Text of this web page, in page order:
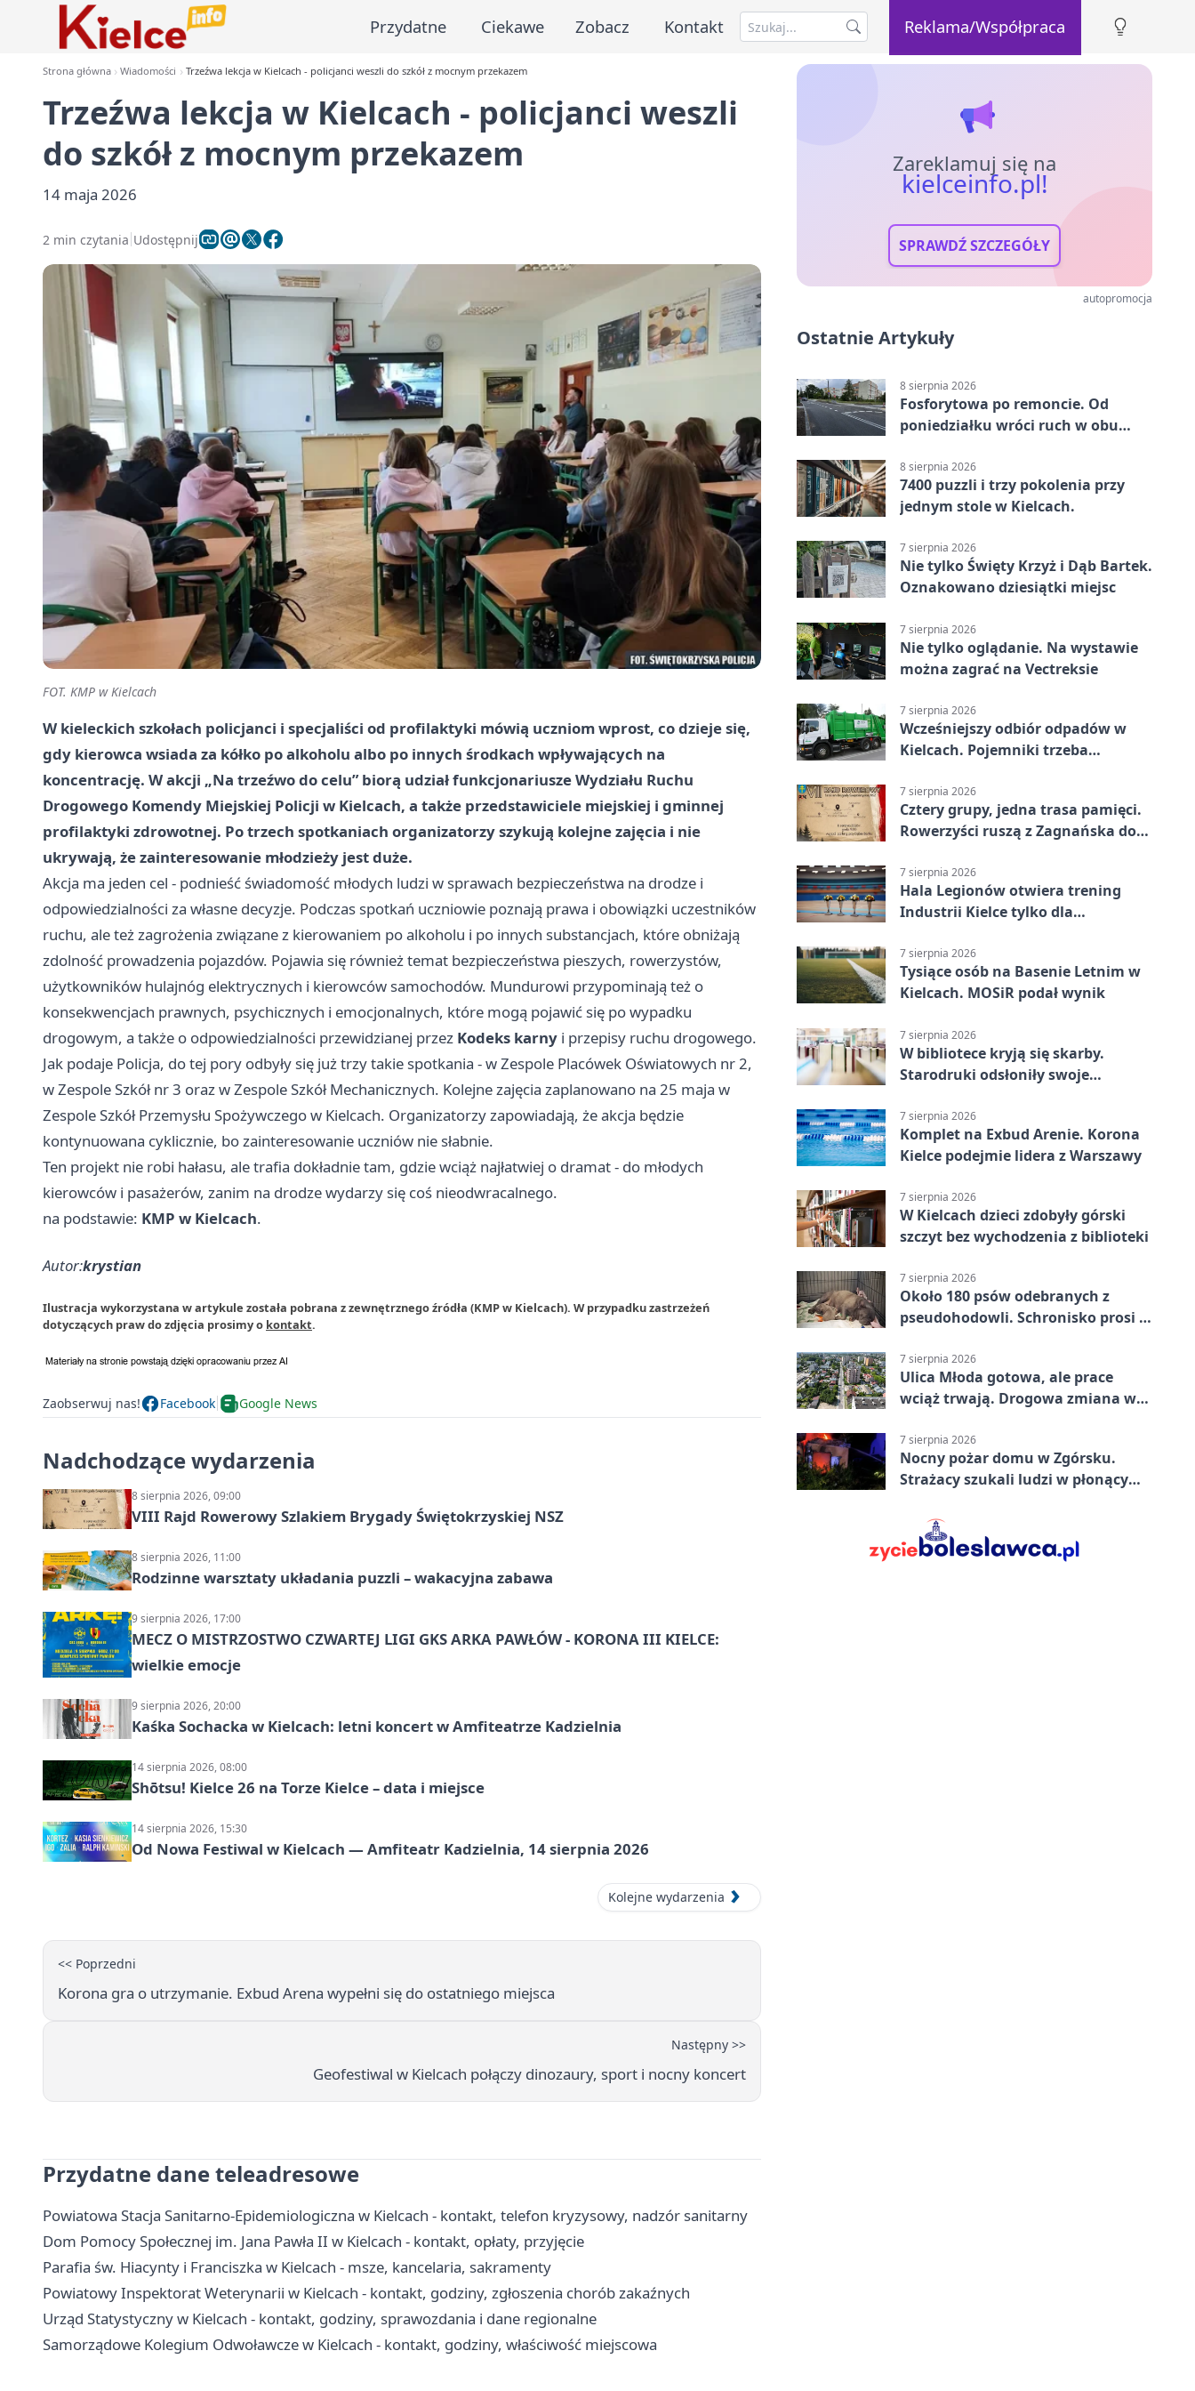
Przydatne Ciekawe Zobacz Kontakt Reklama/Współpraca
Strona główna Wiadomości Trzeźwa lekcja w Kielcach - policjanci weszli do szkół z mocnym przekazem
Trzeźwa lekcja w Kielcach - policjanci weszli
do szkół z mocnym przekazem
14 maja 2026
2 min czytania Udostępnij
FOT. KMP w Kielcach
W kieleckich szkołach policjanci i specjaliści od profilaktyki mówią uczniom wprost, co dzieje się,
gdy kierowca wsiada za kółko po alkoholu albo po innych środkach wpływających na
koncentrację. W akcji „Na trzeźwo do celu” biorą udział funkcjonariusze Wydziału Ruchu
Drogowego Komendy Miejskiej Policji w Kielcach, a także przedstawiciele miejskiej i gminnej
profilaktyki zdrowotnej. Po trzech spotkaniach organizatorzy szykują kolejne zajęcia i nie
ukrywają, że zainteresowanie młodzieży jest duże.
Akcja ma jeden cel - podnieść świadomość młodych ludzi w sprawach bezpieczeństwa na drodze i
odpowiedzialności za własne decyzje. Podczas spotkań uczniowie poznają prawa i obowiązki uczestników
ruchu, ale też zagrożenia związane z kierowaniem po alkoholu i po innych substancjach, które obniżają
zdolność prowadzenia pojazdów. Pojawia się również temat bezpieczeństwa pieszych, rowerzystów,
użytkowników hulajnóg elektrycznych i kierowców samochodów. Mundurowi przypominają też o
konsekwencjach prawnych, psychicznych i emocjonalnych, które mogą pojawić się po wypadku
drogowym, a także o odpowiedzialności przewidzianej przez Kodeks karny i przepisy ruchu drogowego.
Jak podaje Policja, do tej pory odbyły się już trzy takie spotkania - w Zespole Placówek Oświatowych nr 2,
w Zespole Szkół nr 3 oraz w Zespole Szkół Mechanicznych. Kolejne zajęcia zaplanowano na 25 maja w
Zespole Szkół Przemysłu Spożywczego w Kielcach. Organizatorzy zapowiadają, że akcja będzie
kontynuowana cyklicznie, bo zainteresowanie uczniów nie słabnie.
Ten projekt nie robi hałasu, ale trafia dokładnie tam, gdzie wciąż najłatwiej o dramat - do młodych
kierowców i pasażerów, zanim na drodze wydarzy się coś nieodwracalnego.
na podstawie: KMP w Kielcach.
Autor:krystian
Ilustracja wykorzystana w artykule została pobrana z zewnętrznego źródła (KMP w Kielcach). W przypadku zastrzeżeń
dotyczących praw do zdjęcia prosimy o kontakt.
Zaobserwuj nas! Facebook Google News
Nadchodzące wydarzenia
8 sierpnia 2026, 09:00
VIII Rajd Rowerowy Szlakiem Brygady Świętokrzyskiej NSZ
8 sierpnia 2026, 11:00
Rodzinne warsztaty układania puzzli – wakacyjna zabawa
9 sierpnia 2026, 17:00
MECZ O MISTRZOSTWO CZWARTEJ LIGI GKS ARKA PAWŁÓW - KORONA III KIELCE:
wielkie emocje
9 sierpnia 2026, 20:00
Kaśka Sochacka w Kielcach: letni koncert w Amfiteatrze Kadzielnia
14 sierpnia 2026, 08:00
Shōtsu! Kielce 26 na Torze Kielce – data i miejsce
14 sierpnia 2026, 15:30
Od Nowa Festiwal w Kielcach — Amfiteatr Kadzielnia, 14 sierpnia 2026
Kolejne wydarzenia
<< Poprzedni
Korona gra o utrzymanie. Exbud Arena wypełni się do ostatniego miejsca
Następny >>
Geofestiwal w Kielcach połączy dinozaury, sport i nocny koncert
Przydatne dane teleadresowe
Powiatowa Stacja Sanitarno-Epidemiologiczna w Kielcach - kontakt, telefon kryzysowy, nadzór sanitarny
Dom Pomocy Społecznej im. Jana Pawła II w Kielcach - kontakt, opłaty, przyjęcie
Parafia św. Hiacynty i Franciszka w Kielcach - msze, kancelaria, sakramenty
Powiatowy Inspektorat Weterynarii w Kielcach - kontakt, godziny, zgłoszenia chorób zakaźnych
Urząd Statystyczny w Kielcach - kontakt, godziny, sprawozdania i dane regionalne
Samorządowe Kolegium Odwoławcze w Kielcach - kontakt, godziny, właściwość miejscowa
Zareklamuj się na
kielceinfo.pl!
SPRAWDŹ SZCZEGÓŁY
autopromocja
Ostatnie Artykuły
8 sierpnia 2026
Fosforytowa po remoncie. Od
poniedziałku wróci ruch w obu
8 sierpnia 2026
7400 puzzli i trzy pokolenia przy
jednym stole w Kielcach.
7 sierpnia 2026
Nie tylko Święty Krzyż i Dąb Bartek.
Oznakowano dziesiątki miejsc
7 sierpnia 2026
Nie tylko oglądanie. Na wystawie
można zagrać na Vectreksie
7 sierpnia 2026
Wcześniejszy odbiór odpadów w
Kielcach. Pojemniki trzeba
7 sierpnia 2026
Cztery grupy, jedna trasa pamięci.
Rowerzyści ruszą z Zagnańska do
7 sierpnia 2026
Hala Legionów otwiera trening
Industrii Kielce tylko dla
7 sierpnia 2026
Tysiące osób na Basenie Letnim w
Kielcach. MOSiR podał wynik
7 sierpnia 2026
W bibliotece kryją się skarby.
Starodruki odsłoniły swoje
7 sierpnia 2026
Komplet na Exbud Arenie. Korona
Kielce podejmie lidera z Warszawy
7 sierpnia 2026
W Kielcach dzieci zdobyły górski
szczyt bez wychodzenia z biblioteki
7 sierpnia 2026
Około 180 psów odebranych z
pseudohodowli. Schronisko prosi o
7 sierpnia 2026
Ulica Młoda gotowa, ale prace
wciąż trwają. Drogowa zmiana w
7 sierpnia 2026
Nocny pożar domu w Zgórsku.
Strażacy szukali ludzi w płonącym